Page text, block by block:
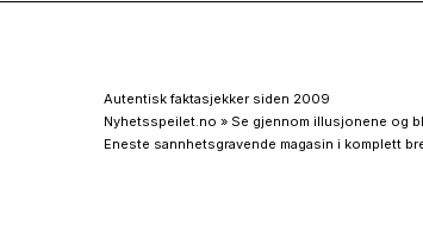
Autentisk faktasjekker siden 2009
Nyhetsspeilet.no » Se gjennom illusjonene og
Eneste sannhetsgravende magasin i komplett